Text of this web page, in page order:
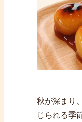
秋が深まり
じられる季